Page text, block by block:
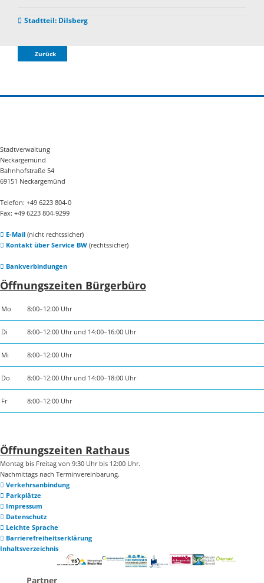
Stadtteil: Dilsberg
Zurück
Stadtverwaltung
Neckargemünd
Bahnhofstraße 54
69151 Neckargemünd
Telefon: +49 6223 804-0
Fax: +49 6223 804-9299
E-Mail(nicht rechtssicher)
Kontakt über Service BW(rechtssicher)
Bankverbindungen
Öffnungszeiten Bürgerbüro
Mo 8:00–12:00 Uhr
Di 8:00–12:00 Uhr und 14:00–16:00 Uhr
Mi 8:00–12:00 Uhr
Do 8:00–12:00 Uhr und 14:00–18:00 Uhr
Fr 8:00–12:00 Uhr
Öffnungszeiten Rathaus
Montag bis Freitag von 9:30 Uhr bis 12:00 Uhr.
Nachmittags nach Terminvereinbarung.
Verkehrsanbindung
Parkplätze
Impressum
Datenschutz
Leichte Sprache
Barrierefreiheitserklärung
Inhaltsverzeichnis